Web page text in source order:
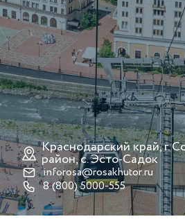
Краснодарский край, г.
район, с. Эсто-Cадок
inforosa@rosakhutor.ru
8 (800) 5000-555